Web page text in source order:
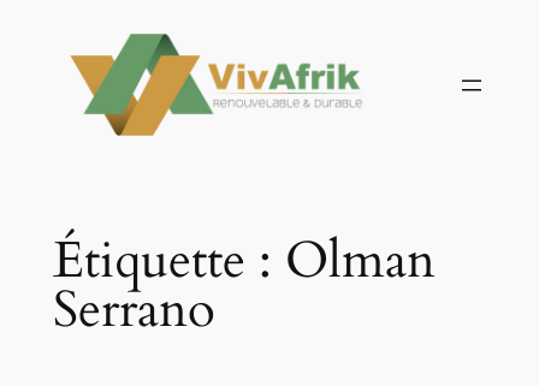
contenu
Étiquette : Olman
Serrano